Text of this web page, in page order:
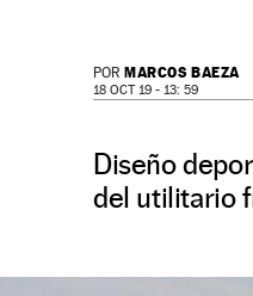
POR MARCOS BAEZA
18 OCT 19 - 13: 59
Diseño
del utilitario